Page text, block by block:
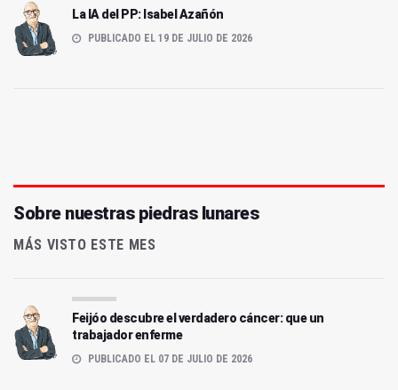
La IA del PP: Isabel Azañón
PUBLICADO EL 19 DE JULIO DE 2026
Sobre nuestras piedras lunares
MÁS VISTO ESTE MES
Feijóo descubre el verdadero cáncer: que un
trabajador enferme
PUBLICADO EL 07 DE JULIO DE 2026